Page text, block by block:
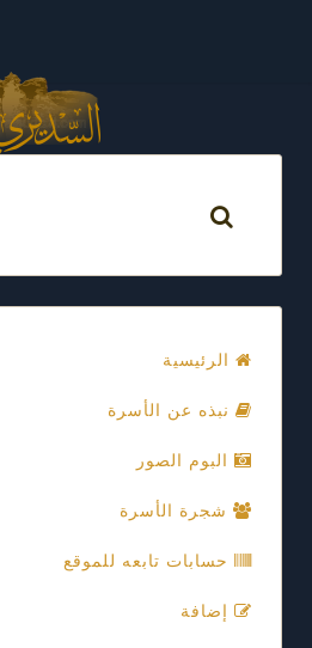
الرئيسية
نبذه عن الأسرة
البوم الصور
شجرة الأسرة
حسابات تابعه للموقع
إضافة